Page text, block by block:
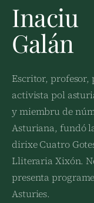
Inaciu
Galán
Escritor,
activista pol
y miembru de
Asturiana, fundó
dirixe Cuatro
Lliteraria Xixón.
presenta
Asturies.